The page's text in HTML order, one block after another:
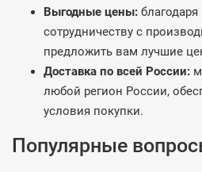
Выгодные цены:
сотрудничеству с
предложить вам лучшие
Доставка по всей России:
любой регион России,
условия покупки.
Популярные